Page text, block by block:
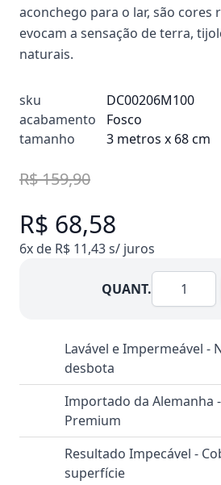
aconchego para o lar, são cores
evocam a sensação de terra,
naturais.
sku
DC00206M100
acabamento
Fosco
tamanho
3 metros x 68 cm
R$ 159,90
R$ 68,58
6x de R$ 11,43 s/ juros
QUANT.
Lavável e Impermeável -
desbota
Importado da Alemanha
Premium
Resultado Impecável -
superfície